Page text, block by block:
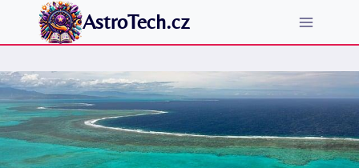
Přeskočit
AstroTech.cz